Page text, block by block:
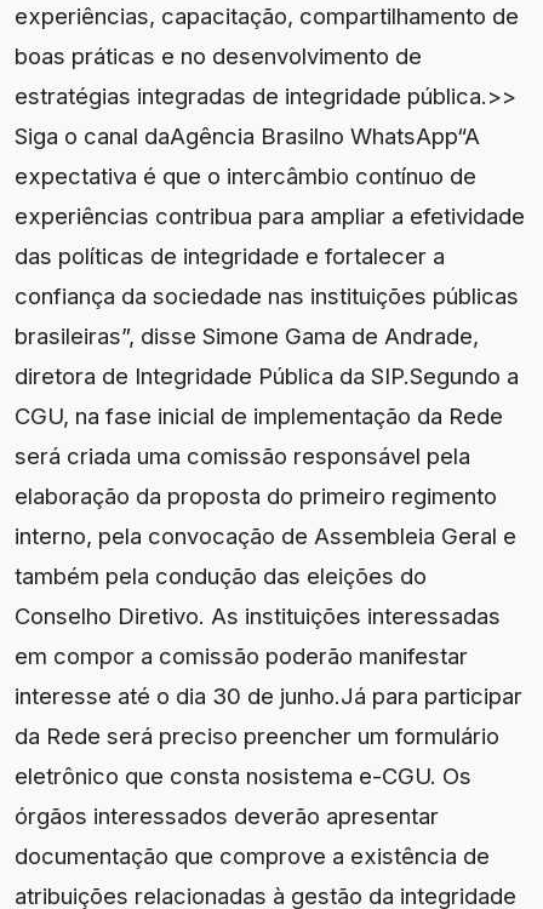
experiências, capacitação, compartilhamento de
boas práticas e no desenvolvimento de
estratégias integradas de integridade pública.>>
Siga o canal daAgência Brasilno WhatsApp​“A
expectativa é que o intercâmbio contínuo de
experiências contribua para ampliar a efetividade
das políticas de integridade e fortalecer a
confiança da sociedade nas instituições públicas
brasileiras”, disse Simone Gama de Andrade,
diretora de Integridade Pública da SIP.Segundo a
CGU, na fase inicial de implementação da Rede
será criada uma comissão responsável pela
elaboração da proposta do primeiro regimento
interno, pela convocação de Assembleia Geral e
também pela condução das eleições do
Conselho Diretivo. As instituições interessadas
em compor a comissão poderão manifestar
interesse até o dia 30 de junho.Já para participar
da Rede será preciso preencher um formulário
eletrônico que consta nosistema e-CGU. Os
órgãos interessados deverão apresentar
documentação que comprove a existência de
atribuições relacionadas à gestão da integridade